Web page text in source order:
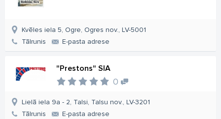
Kvēles iela 5, Ogre, Ogres nov., LV-5001
Tālrunis
E-pasta adrese
"Prestons" SIA
0
Lielā iela 9a - 2, Talsi, Talsu nov., LV-3201
Tālrunis
E-pasta adrese